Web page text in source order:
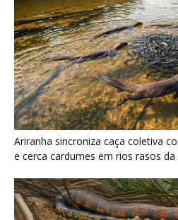
Serpente escavadora brasileira
evolução dos répteis
Últimas noticias